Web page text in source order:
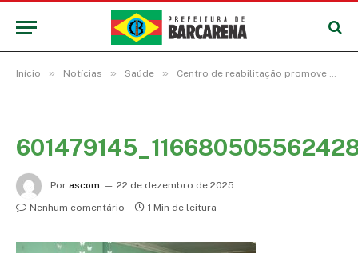
Início » Notícias » Saúde » Centro de reabilitação promove programação de Natal com pacientes, familiares e servidores
Por ascom
22 de dezembro de 2025
Nenhum comentário
1 Min de leitura